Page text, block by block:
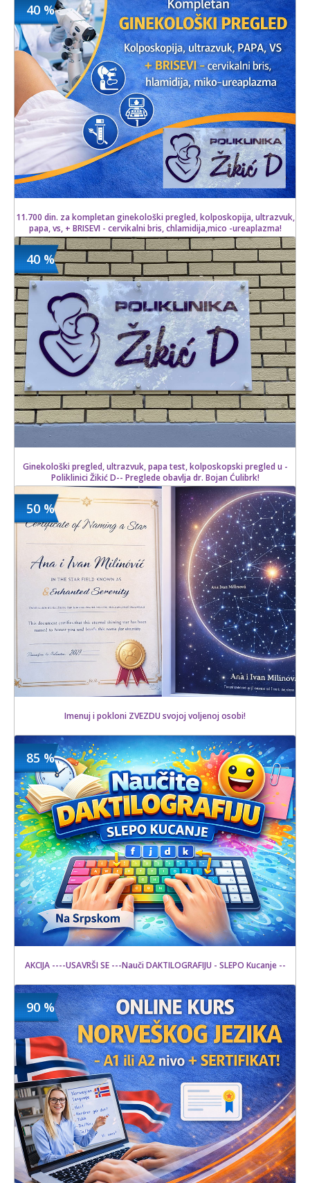
Kupljeno
12 kom.
12300 din
20500 din
40 %
11.700 din. za kompletan ginekološki pregled, kolposkopija, ultrazvuk,
papa, vs, + BRISEVI - cervikalni bris, chlamidija,mico -ureaplazma!
Kupljeno
11 kom.
11700 din
19500 din
40 %
Ginekološki pregled, ultrazvuk, papa test, kolposkopski pregled u -
Poliklinici Žikić D-- Preglede obavlja dr. Bojan Ćulibrk!
Kupljeno
16 kom.
8100 din
13500 din
50 %
Imenuj i pokloni ZVEZDU svojoj voljenoj osobi!
Kupljeno
12 kom.
3500 din
7000 din
85 %
AKCIJA ----USAVRŠI SE ---Nauči DAKTILOGRAFIJU - SLEPO Kucanje --
Kupljeno
6 kom.
1500 din
10000 din
90 %